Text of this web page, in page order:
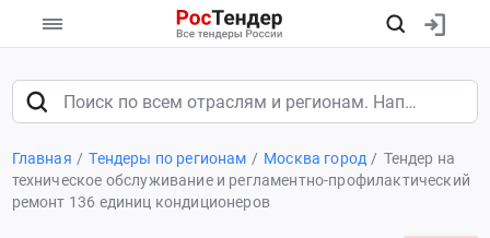
Главная Тендеры по регионам Москва город
Тендер на
техническое обслуживание и регламентно-профилактический
ремонт 136 единиц кондиционеров